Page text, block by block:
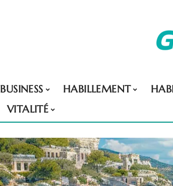
BUSINESS HABILLEMENT
VITALITÉ